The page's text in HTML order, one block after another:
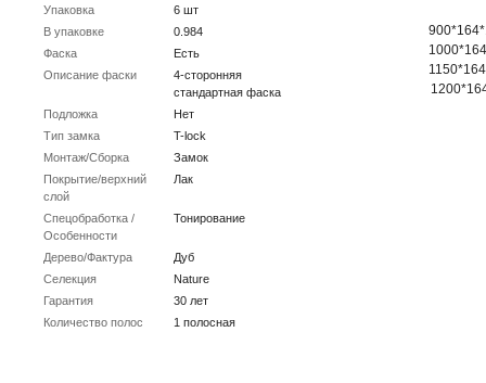
Упаковка
6 шт
В упаковке
0.984
Фаска
Есть
Описание фаски
4-сторонняя
стандартная фаска
Подложка
Нет
Тип замка
T-lock
Монтаж/Сборка
Замок
Покрытие/верхний
слой
Лак
Спецобработка /
Особенности
Тонирование
Дерево/Фактура
Дуб
Селекция
Nature
Гарантия
30 лет
Количество полос
1 полосная